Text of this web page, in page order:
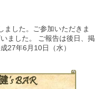
ました。ご参加いただきま
ました。 ご報告は後日、掲
成27年6月10日（水）